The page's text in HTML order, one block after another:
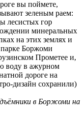
вы поймете,
зеленым раем:
лесистых гор
минеральных
на этих землях и
парке Боржоми
Прометее и,
воду в ажурном
дороге на
дизайн сохранили)
в Боржоми на